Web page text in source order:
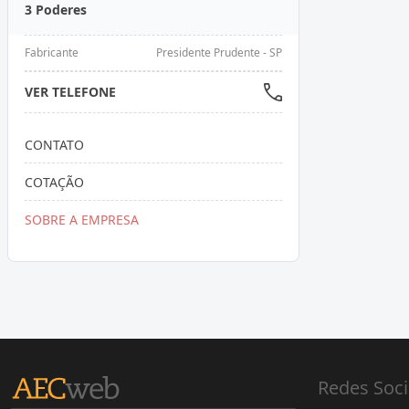
3 Poderes
Fabricante Presidente Prudente - SP
VER TELEFONE
CONTATO
COTAÇÃO
SOBRE A EMPRESA
Redes